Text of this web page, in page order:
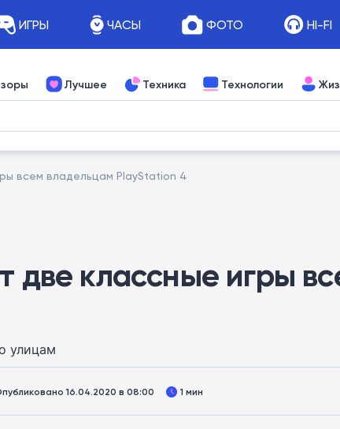
ИГРЫ ЧАСЫ ФОТО HI-FI
Лучшее Техника Технологии
всем владельцам PlayStation 4
две классные игры
улицам
16.04.2020 в 08:00 1 мин